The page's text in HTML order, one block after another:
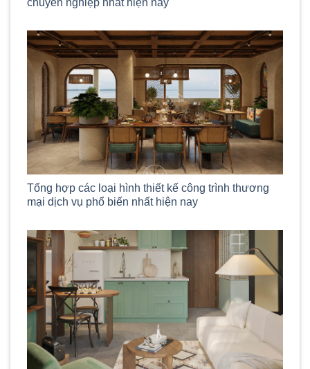
Tổng hợp các loại hình thiết kế công trình thương
mại dịch vụ phổ biến nhất hiện nay